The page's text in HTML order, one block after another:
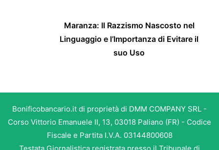
Maranza: Il Razzismo Nascosto nel
Linguaggio e l’Importanza di Evitare il
suo Uso
Bonificobancario.it di proprietà di DMM COMPANY SRL -
Corso Vittorio Emanuele II, 13, 03018 Paliano (FR) - Codice
Fiscale e Partita I.V.A. 03144800608